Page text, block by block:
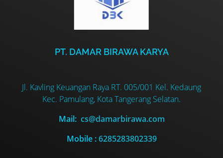
PT. DAMAR BIRAWA KARYA
Jl. Kavling Keuangan Raya RT. 005/001 Kel. Kedaung
Kec. Pamulang, Kota Tangerang Selatan.
Mail: cs@damarbirawa.com
Mobile :6285283802339